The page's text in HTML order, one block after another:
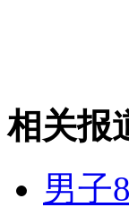
盘点80后童
山西运城恶
相关报
男子